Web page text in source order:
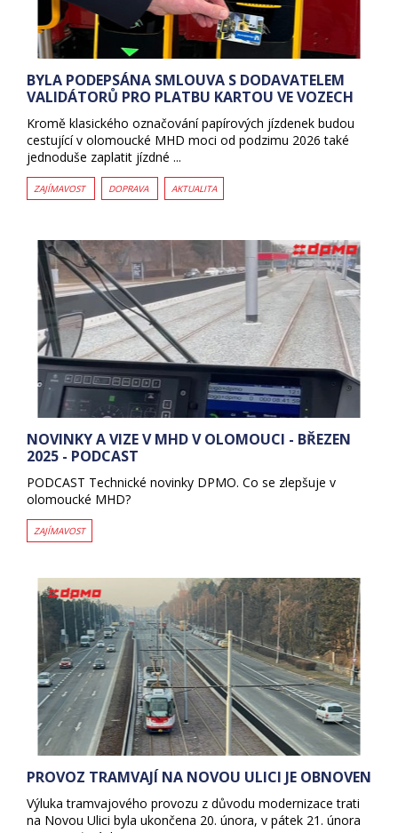
BYLA PODEPSÁNA SMLOUVA S DODAVATELEM
VALIDÁTORŮ PRO PLATBU KARTOU VE VOZECH
Kromě klasického označování papírových jízdenek budou
cestující v olomoucké MHD moci od podzimu 2026 také
jednoduše zaplatit jízdné ...
ZAJÍMAVOST DOPRAVA AKTUALITA
NOVINKY A VIZE V MHD V OLOMOUCI - BŘEZEN
2025 - PODCAST
PODCAST Technické novinky DPMO. Co se zlepšuje v
olomoucké MHD?
ZAJÍMAVOST
PROVOZ TRAMVAJÍ NA NOVOU ULICI JE OBNOVEN
Výluka tramvajového provozu z důvodu modernizace trati
na Novou Ulici byla ukončena 20. února, v pátek 21. února